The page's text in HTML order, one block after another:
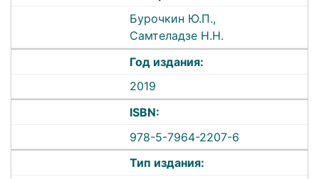
Бурочкин Ю.П.,
Самтеладзе Н.Н.
Год издания:
2019
ISBN:
978-5-7964-2207-6
Тип издания: